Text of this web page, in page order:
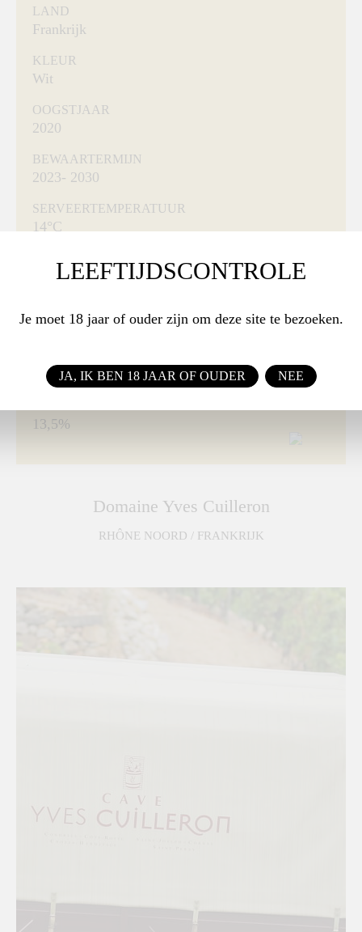
LAND
Frankrijk
KLEUR
Wit
OOGSTJAAR
2020
BEWAARTERMIJN
2023- 2030
SERVEERTEMPERATUUR
14°C
Krachtig & Rijk
Viognier
0.75 L
13,5%
Domaine Yves Cuilleron
RHÔNE NOORD / FRANKRIJK
LEEFTIJDSCONTROLE
Je moet 18 jaar of ouder zijn om deze site te bezoeken.
JA, IK BEN 18 JAAR OF OUDER NEE